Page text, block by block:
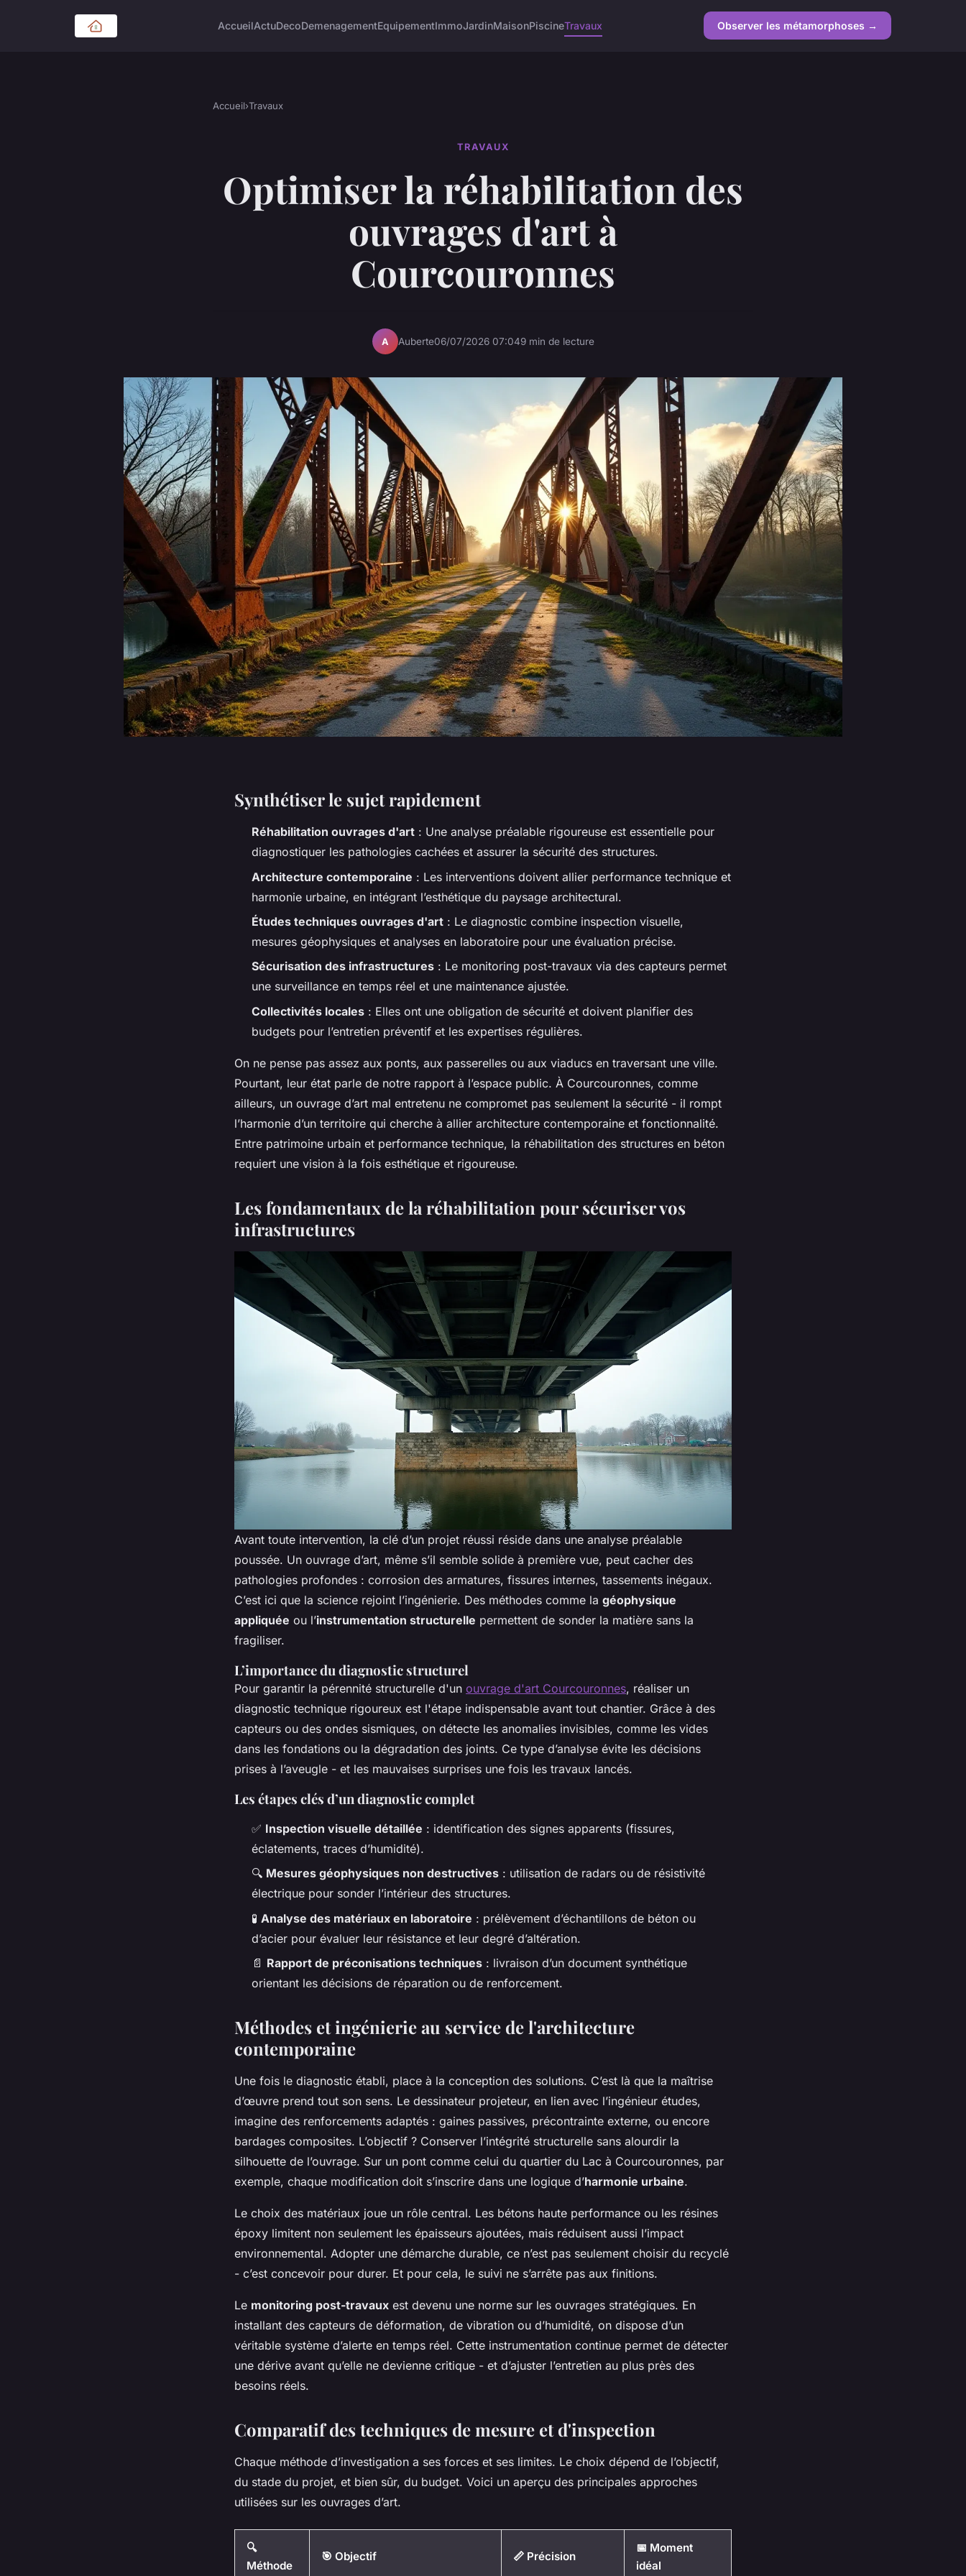
AccueilActuDecoDemenagementEquipementImmoJardinMaisonPiscineTravaux Observer les métamorphoses →
Accueil›Travaux
TRAVAUX
Optimiser la réhabilitation des
ouvrages d'art à
Courcouronnes
A Auberte06/07/2026 07:049 min de lecture
Synthétiser le sujet rapidement
Réhabilitation ouvrages d'art : Une analyse préalable rigoureuse est essentielle pour
diagnostiquer les pathologies cachées et assurer la sécurité des structures.
Architecture contemporaine : Les interventions doivent allier performance technique et
harmonie urbaine, en intégrant l’esthétique du paysage architectural.
Études techniques ouvrages d'art : Le diagnostic combine inspection visuelle,
mesures géophysiques et analyses en laboratoire pour une évaluation précise.
Sécurisation des infrastructures : Le monitoring post-travaux via des capteurs permet
une surveillance en temps réel et une maintenance ajustée.
Collectivités locales : Elles ont une obligation de sécurité et doivent planifier des
budgets pour l’entretien préventif et les expertises régulières.
On ne pense pas assez aux ponts, aux passerelles ou aux viaducs en traversant une ville.
Pourtant, leur état parle de notre rapport à l’espace public. À Courcouronnes, comme
ailleurs, un ouvrage d’art mal entretenu ne compromet pas seulement la sécurité - il rompt
l’harmonie d’un territoire qui cherche à allier architecture contemporaine et fonctionnalité.
Entre patrimoine urbain et performance technique, la réhabilitation des structures en béton
requiert une vision à la fois esthétique et rigoureuse.
Les fondamentaux de la réhabilitation pour sécuriser vos
infrastructures
Avant toute intervention, la clé d’un projet réussi réside dans une analyse préalable
poussée. Un ouvrage d’art, même s’il semble solide à première vue, peut cacher des
pathologies profondes : corrosion des armatures, fissures internes, tassements inégaux.
C’est ici que la science rejoint l’ingénierie. Des méthodes comme la géophysique
appliquée ou l’instrumentation structurelle permettent de sonder la matière sans la
fragiliser.
L’importance du diagnostic structurel
Pour garantir la pérennité structurelle d'un ouvrage d'art Courcouronnes, réaliser un
diagnostic technique rigoureux est l'étape indispensable avant tout chantier. Grâce à des
capteurs ou des ondes sismiques, on détecte les anomalies invisibles, comme les vides
dans les fondations ou la dégradation des joints. Ce type d’analyse évite les décisions
prises à l’aveugle - et les mauvaises surprises une fois les travaux lancés.
Les étapes clés d’un diagnostic complet
✅ Inspection visuelle détaillée : identification des signes apparents (fissures,
éclatements, traces d’humidité).
🔍 Mesures géophysiques non destructives : utilisation de radars ou de résistivité
électrique pour sonder l’intérieur des structures.
🧪 Analyse des matériaux en laboratoire : prélèvement d’échantillons de béton ou
d’acier pour évaluer leur résistance et leur degré d’altération.
📄 Rapport de préconisations techniques : livraison d’un document synthétique
orientant les décisions de réparation ou de renforcement.
Méthodes et ingénierie au service de l'architecture
contemporaine
Une fois le diagnostic établi, place à la conception des solutions. C’est là que la maîtrise
d’œuvre prend tout son sens. Le dessinateur projeteur, en lien avec l’ingénieur études,
imagine des renforcements adaptés : gaines passives, précontrainte externe, ou encore
bardages composites. L’objectif ? Conserver l’intégrité structurelle sans alourdir la
silhouette de l’ouvrage. Sur un pont comme celui du quartier du Lac à Courcouronnes, par
exemple, chaque modification doit s’inscrire dans une logique d’harmonie urbaine.
Le choix des matériaux joue un rôle central. Les bétons haute performance ou les résines
époxy limitent non seulement les épaisseurs ajoutées, mais réduisent aussi l’impact
environnemental. Adopter une démarche durable, ce n’est pas seulement choisir du recyclé
- c’est concevoir pour durer. Et pour cela, le suivi ne s’arrête pas aux finitions.
Le monitoring post-travaux est devenu une norme sur les ouvrages stratégiques. En
installant des capteurs de déformation, de vibration ou d’humidité, on dispose d’un
véritable système d’alerte en temps réel. Cette instrumentation continue permet de détecter
une dérive avant qu’elle ne devienne critique - et d’ajuster l’entretien au plus près des
besoins réels.
Comparatif des techniques de mesure et d'inspection
Chaque méthode d’investigation a ses forces et ses limites. Le choix dépend de l’objectif,
du stade du projet, et bien sûr, du budget. Voici un aperçu des principales approches
utilisées sur les ouvrages d’art.
🔍
Méthode
🎯 Objectif 📏 Précision
📅 Moment
idéal